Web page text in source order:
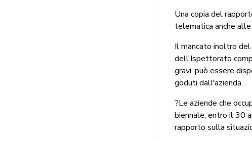
Una copia del
telematica anche
Il mancato inoltro
dell'Ispettorato
gravi, può essere
goduti dall'azienda.
?Le aziende che
biennale, entro il 30
rapporto sulla